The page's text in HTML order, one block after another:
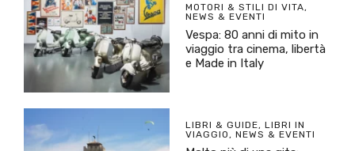
MOTORI & STILI DI VITA,
NEWS & EVENTI
Vespa: 80 anni di mito in
viaggio tra cinema, libertà
e Made in Italy
LIBRI & GUIDE, LIBRI IN
VIAGGIO , NEWS & EVENTI